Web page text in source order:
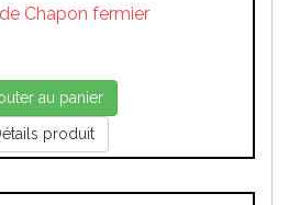
Chapon fermier
au panier
produit